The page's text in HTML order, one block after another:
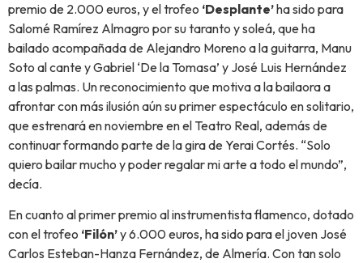
premio de 2.000 euros, y el trofeo ‘Desplante’ha sido para
Salomé Ramírez Almagro por su taranto y soleá, que ha
bailado acompañada de Alejandro Moreno a la guitarra, Manu
Soto al cante y Gabriel ‘De la Tomasa’ y José Luis Hernández
a las palmas. Un reconocimiento que motiva a la bailaora a
afrontar con más ilusión aún su primer espectáculo en solitario,
que estrenará en noviembre en el Teatro Real, además de
continuar formando parte de la gira de Yerai Cortés. “Solo
quiero bailar mucho y poder regalar mi arte a todo el mundo”,
decía.
En cuanto al primer premio al instrumentista flamenco, dotado
con el trofeo ‘Filón’y 6.000 euros, ha sido para el joven José
Carlos Esteban-Hanza Fernández, de Almería. Con tan solo